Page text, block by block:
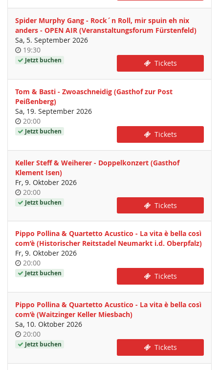
Spider Murphy Gang - Rock´n Roll, mir spuin eh nix
anders - OPEN AIR (Veranstaltungsforum Fürstenfeld)
Sa, 5. September 2026
Uhrzeit
19:30
Jetzt buchen Tickets
Tom & Basti - Zwoaschneidig (Gasthof zur Post
Peißenberg)
Sa, 19. September 2026
Uhrzeit
20:00
Jetzt buchen Tickets
Keller Steff & Weiherer - Doppelkonzert (Gasthof
Klement Isen)
Fr, 9. Oktober 2026
Uhrzeit
20:00
Jetzt buchen Tickets
Pippo Pollina & Quartetto Acustico - La vita è bella così
com’è (Historischer Reitstadel Neumarkt i.d. Oberpfalz)
Fr, 9. Oktober 2026
Uhrzeit
20:00
Jetzt buchen Tickets
Pippo Pollina & Quartetto Acustico - La vita è bella così
com’è (Waitzinger Keller Miesbach)
Sa, 10. Oktober 2026
Uhrzeit
20:00
Jetzt buchen Tickets